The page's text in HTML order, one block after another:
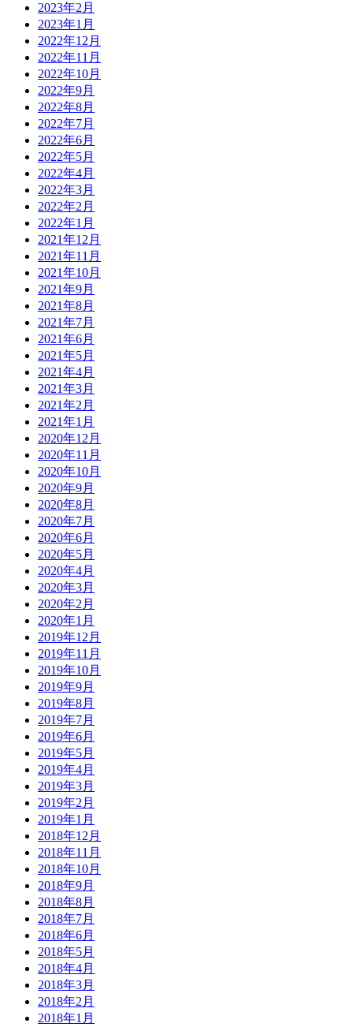
2023年2月
2023年1月
2022年12月
2022年11月
2022年10月
2022年9月
2022年8月
2022年7月
2022年6月
2022年5月
2022年4月
2022年3月
2022年2月
2022年1月
2021年12月
2021年11月
2021年10月
2021年9月
2021年8月
2021年7月
2021年6月
2021年5月
2021年4月
2021年3月
2021年2月
2021年1月
2020年12月
2020年11月
2020年10月
2020年9月
2020年8月
2020年7月
2020年6月
2020年5月
2020年4月
2020年3月
2020年2月
2020年1月
2019年12月
2019年11月
2019年10月
2019年9月
2019年8月
2019年7月
2019年6月
2019年5月
2019年4月
2019年3月
2019年2月
2019年1月
2018年12月
2018年11月
2018年10月
2018年9月
2018年8月
2018年7月
2018年6月
2018年5月
2018年4月
2018年3月
2018年2月
2018年1月